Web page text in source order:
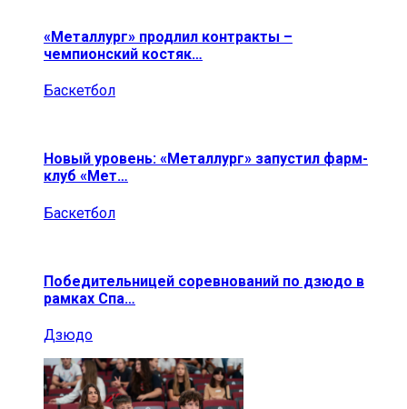
«Металлург» продлил контракты –
чемпионский костяк…
Баскетбол
Новый уровень: «Металлург» запустил фарм-
клуб «Мет…
Баскетбол
Победительницей соревнований по дзюдо в
рамках Спа…
Дзюдо